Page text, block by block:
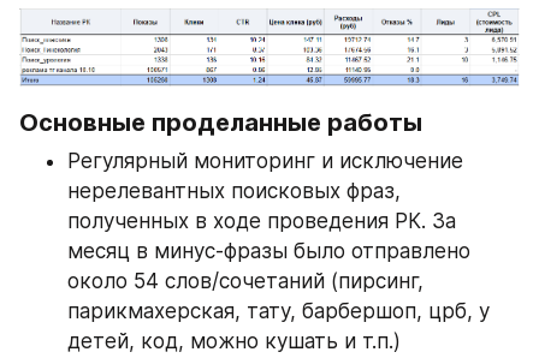
Основные проделанные работы
Регулярный мониторинг и исключение
нерелевантных поисковых фраз,
полученных в ходе проведения РК. За
месяц в минус-фразы было отправлено
около 54 слов/сочетаний (пирсинг,
парикмахерская, тату, барбершоп, црб, у
детей, код, можно кушать и т.п.)